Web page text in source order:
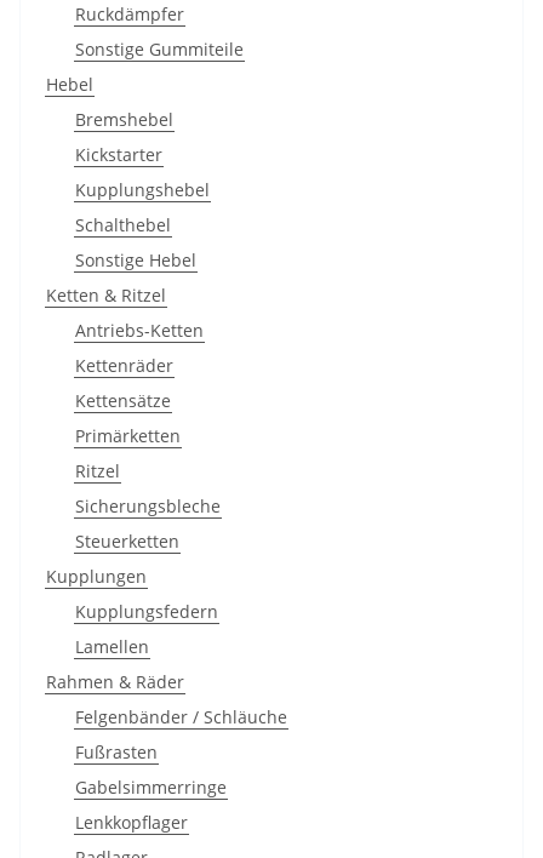
Ruckdämpfer
Sonstige Gummiteile
Hebel
Bremshebel
Kickstarter
Kupplungshebel
Schalthebel
Sonstige Hebel
Ketten & Ritzel
Antriebs-Ketten
Kettenräder
Kettensätze
Primärketten
Ritzel
Sicherungsbleche
Steuerketten
Kupplungen
Kupplungsfedern
Lamellen
Rahmen & Räder
Felgenbänder / Schläuche
Fußrasten
Gabelsimmerringe
Lenkkopflager